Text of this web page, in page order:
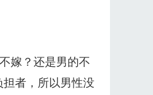
嫁？还是男的不
者，所以男性没